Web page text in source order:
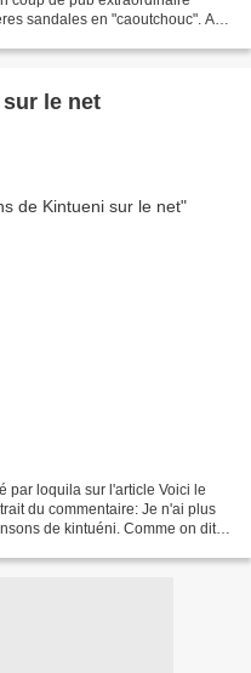
sandales en "caoutchouc". A
le net
par loquila sur l'article Voici le
du commentaire: Je n'ai plus
de kintuéni. Comme on dit